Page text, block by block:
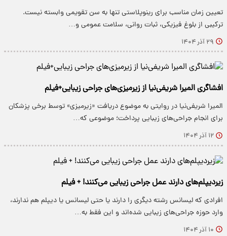
تعیین زمان مناسب برای رینوپلاستی تنها به سن تقویمی وابسته نیست.
ترکیبی از بلوغ فیزیکی، ثبات روانی، سلامت عمومی و…
۲۹ آذر ۱۴۰۴
افشاگری المیرا شریفی‌نیا از زیرمیزی‌های جراحی زیبایی+فیلم
المیرا شریفی‌نیا در روایتی به موضوع دریافت «زیرمیزی» توسط برخی پزشکان
برای انجام جراحی‌های زیبایی پرداخت؛ موضوعی که…
۱۲ آذر ۱۴۰۴
زیردیپلم‌های دارند عمل جراحی زیبایی می‌کنند! + فیلم
افرادی که لیسانس رشته دیگری را دارند یا حتی لیسانس یا دیپلم هم ندارند،
وارد حوزه جراحی‌های زیبایی شده‌اند و این فقط به…
۱۰ آذر ۱۴۰۴